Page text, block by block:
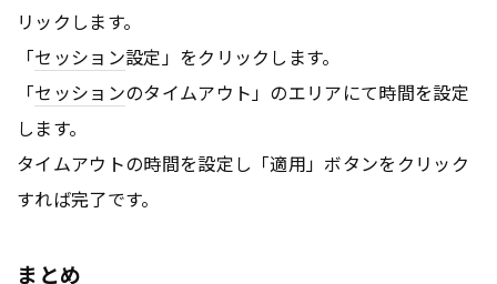
リックします。
「セッション設定」をクリックします。
「セッションのタイムアウト」のエリアにて時間を設定
します。
タイムアウトの時間を設定し「適用」ボタンをクリック
すれば完了です。
まとめ